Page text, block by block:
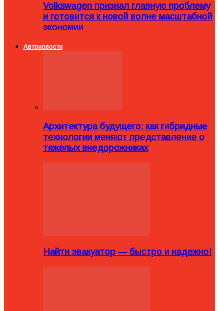
Volkswagen признал главную проблему
и готовится к новой волне масштабной
экономии
Автоновости
Архитектура будущего: как гибридные
технологии меняют представление о
тяжелых внедорожниках
Найти эвакуатор — быстро и надежно!